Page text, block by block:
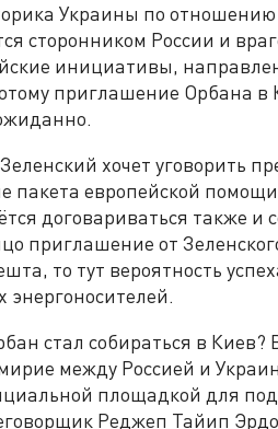
Украины по
сторонником России и
инициативы,
приглашение Орбана в
хочет уговорить
пакета европейской
договариваться также
приглашение от
то тут вероятность
энергоносителей.
стал собираться в
между Россией и
площадкой для
Реджеп Тайип